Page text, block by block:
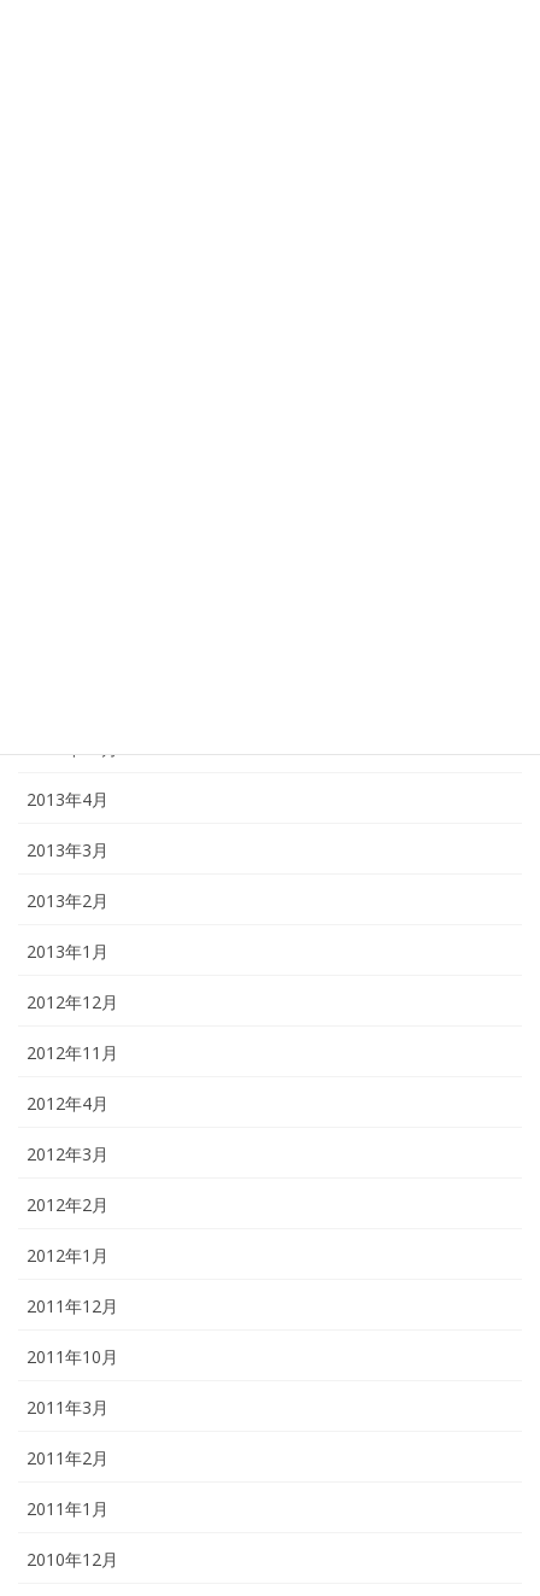
2013年10月
2013年4月
2013年3月
2013年2月
2013年1月
2012年12月
2012年11月
2012年4月
2012年3月
2012年2月
2012年1月
2011年12月
2011年10月
2011年3月
2011年2月
2011年1月
2010年12月